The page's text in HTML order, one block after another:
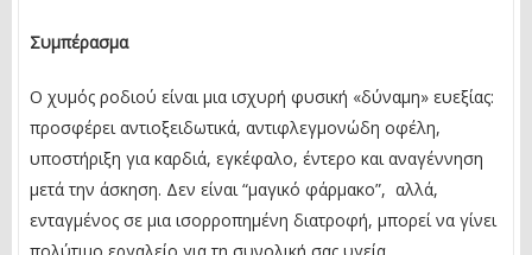
Συμπέρασμα
Ο χυμός ροδιού είναι μια ισχυρή φυσική «δύναμη» ευεξίας:
προσφέρει αντιοξειδωτικά, αντιφλεγμονώδη οφέλη,
υποστήριξη για καρδιά, εγκέφαλο, έντερο και αναγέννηση
μετά την άσκηση. Δεν είναι “μαγικό φάρμακο”, αλλά,
ενταγμένος σε μια ισορροπημένη διατροφή, μπορεί να γίνει